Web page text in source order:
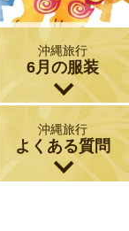
沖縄旅行
6月の服装
沖縄旅行
よくある質問